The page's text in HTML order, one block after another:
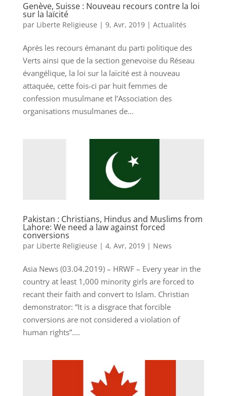
Genève, Suisse : Nouveau recours contre la loi
sur la laïcité
par Liberte Religieuse | 9, Avr, 2019| Actualités
Après les recours émanant du parti politique des
Verts ainsi que de la section genevoise du Réseau
évangélique, la loi sur la laïcité est à nouveau
attaquée, cette fois-ci par huit femmes de
confession musulmane et l’Association des
organisations musulmanes de...
Pakistan : Christians, Hindus and Muslims from
Lahore: We need a law against forced
conversions
par Liberte Religieuse | 4, Avr, 2019| News
Asia News (03.04.2019) – HRWF – Every year in the
country at least 1,000 minority girls are forced to
recant their faith and convert to Islam. Christian
demonstrator: “It is a disgrace that forcible
conversions are not considered a violation of
human rights”....